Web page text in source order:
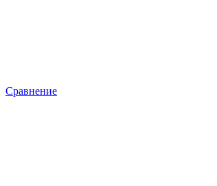
Сравнение